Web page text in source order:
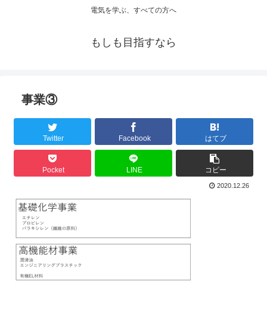
電気を学ぶ、すべての方へ
もしも目指すなら
事業③
Twitter Facebook はてブ
Pocket LINE コピー
2020.12.26